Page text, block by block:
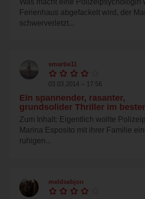
Ferienhaus abgefackelt wird, der
schwerverletzt...
smartie11
03.03.2014 – 17:56
Ein spannender, rasanter,
grundsolider Thriller im
Zum Inhalt: Eigentlich wollte
Marina Esposito mit ihrer Familie
ruhigen...
meldsebjon